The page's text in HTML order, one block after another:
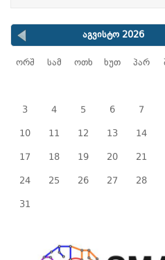
აგვისტო 2026
ორშ სამ ოთხ ხუთ პარ
3 4 5 6 7
10 11 12 13 14
17 18 19 20 21
24 25 26 27 28
31